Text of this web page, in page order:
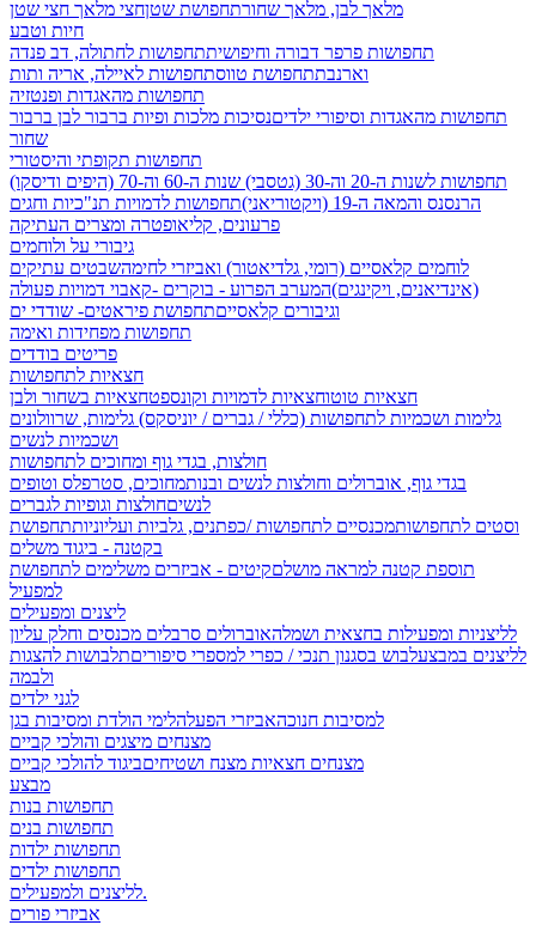
מלאך לבן, מלאך שחורתחפושת שטןחצי מלאך חצי שטן
חיות וטבע
תחפושות פרפר דבורה וחיפושיתתחפושות לחתולה, דב פנדה
וארנבתתחפושת טווסתחפושות לאיילה, אריה ותות
תחפושות מהאגדות ופנטזיה
תחפושות מהאגדות וסיפורי ילדיםנסיכות מלכות ופיות ברבור לבן ברבור
שחור
תחפושות תקופתי והיסטורי
תחפושות לשנות ה-20 וה-30 (גטסבי)
שנות ה-60 וה-70 (היפים ודיסקו)
הרנסנס והמאה ה-19 (ויקטוריאני)
תחפושות לדמויות תנ"כיות וחגים
פרעונים, קליאופטרה ומצרים העתיקה
גיבורי על ולוחמים
לוחמים קלאסיים (רומי, גלדיאטור) ואביזרי לחימהשבטים עתיקים
(אינדיאנים, ויקינגים)המערב הפרוע - בוקרים -קאבוי דמויות פעולה
וגיבורים קלאסייםתחפושת פיראטים- שודדי ים
תחפושות מפחידות ואימה
פריטים בודדים
חצאיות לתחפושות
חצאיות טוטוחצאיות לדמויות וקונספטחצאיות בשחור ולבן
גלימות ושכמיות לתחפושות (כללי / גברים / יוניסקס) גלימות, שרוולונים
ושכמיות לנשים
חולצות, בגדי גוף ומחוכים לתחפושות
בגדי גוף, אוברולים וחולצות לנשים ובנותמחוכים, סטרפלס וטופים
לנשיםחולצות וגופיות לגברים
וסטים לתחפושותמכנסיים לתחפושות /כפתנים, גלביות ועליוניותתחפושת
בקטנה - ביגוד משלים
תוספת קטנה למראה מושלםקיטים - אביזרים משלימים לתחפושת
למפעיל
ליצנים ומפעילים
לליצניות ומפעילות בחצאית ושמלהאוברולים סרבלים מכנסים וחלק עליון
לליצנים במבצעלבוש בסגנון תנכי / כפרי למספרי סיפוריםתלבושות להצגות
ולבמה
לגני ילדים
למסיבות חנוכהאביזרי הפעלהלימי הולדת ומסיבות בגן
מצנחים מיצגים והולכי קביים
מצנחים חצאיות מצנח ושטיחיםביגוד להולכי קביים
מבצע
תחפושות בנות
תחפושות בנים
תחפושות ילדות
תחפושות ילדים
לליצנים ולמפעילים.
אביזרי פורים